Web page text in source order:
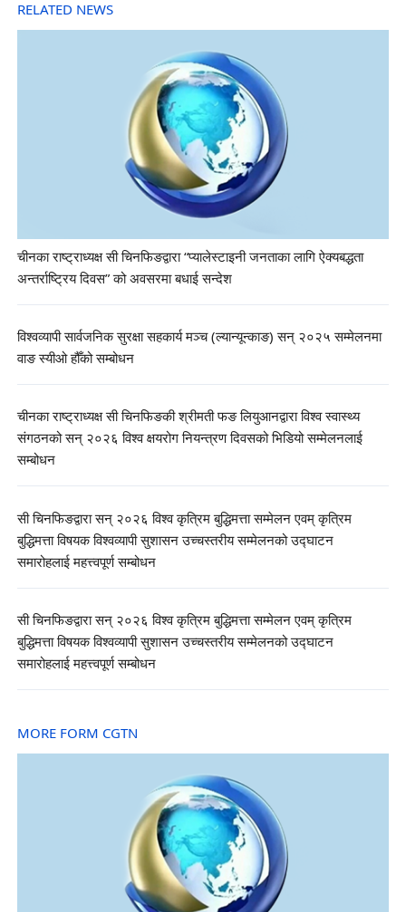
RELATED NEWS
चीनका राष्ट्राध्यक्ष सी चिनफिङद्वारा “प्यालेस्टाइनी जनताका लागि ऐक्यबद्धता
अन्तर्राष्ट्रिय दिवस” को अवसरमा बधाई सन्देश
विश्वव्यापी सार्वजनिक सुरक्षा सहकार्य मञ्च (ल्यान्यून्काङ) सन् २०२५ सम्मेलनमा
वाङ स्यीओ हौँको सम्बोधन
चीनका राष्ट्राध्यक्ष सी चिनफिङकी श्रीमती फङ लियुआनद्वारा विश्व स्वास्थ्य
संगठनको सन् २०२६ विश्व क्षयरोग नियन्त्रण दिवसको भिडियो सम्मेलनलाई
सम्बोधन
सी चिनफिङद्वारा सन् २०२६ विश्व कृत्रिम बुद्धिमत्ता सम्मेलन एवम् कृत्रिम
बुद्धिमत्ता विषयक विश्वव्यापी सुशासन उच्चस्तरीय सम्मेलनको उद्घाटन
समारोहलाई महत्त्वपूर्ण सम्बोधन
सी चिनफिङद्वारा सन् २०२६ विश्व कृत्रिम बुद्धिमत्ता सम्मेलन एवम् कृत्रिम
बुद्धिमत्ता विषयक विश्वव्यापी सुशासन उच्चस्तरीय सम्मेलनको उद्घाटन
समारोहलाई महत्त्वपूर्ण सम्बोधन
MORE FORM CGTN